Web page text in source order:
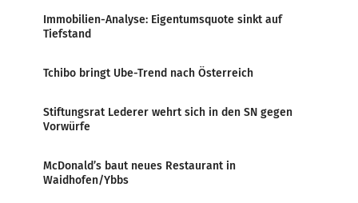
Immobilien-Analyse: Eigentumsquote sinkt auf
Tiefstand
Tchibo bringt Ube-Trend nach Österreich
Stiftungsrat Lederer wehrt sich in den SN gegen
Vorwürfe
McDonald’s baut neues Restaurant in
Waidhofen/Ybbs